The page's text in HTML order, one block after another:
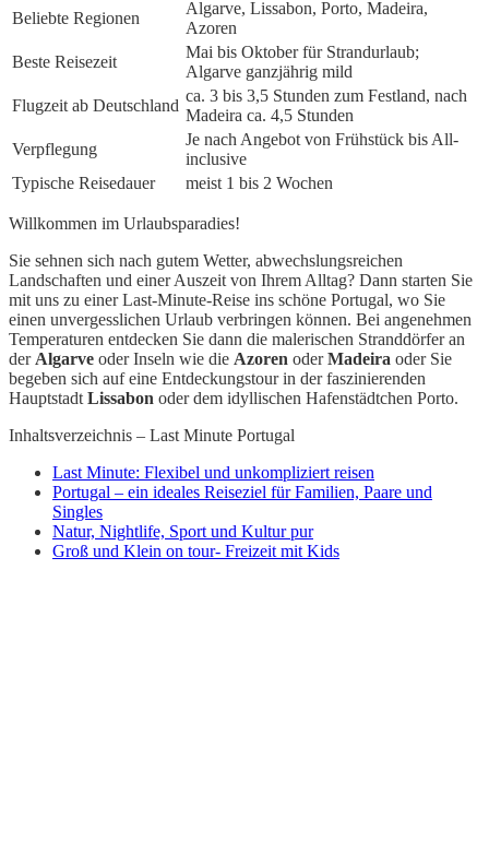
Beliebte Regionen
Algarve, Lissabon, Porto, Madeira,
Azoren
Beste Reisezeit
Mai bis Oktober für Strandurlaub;
Algarve ganzjährig mild
Flugzeit ab Deutschland
ca. 3 bis 3,5 Stunden zum Festland, nach
Madeira ca. 4,5 Stunden
Verpflegung
Je nach Angebot von Frühstück bis All-
inclusive
Typische Reisedauer
meist 1 bis 2 Wochen
Willkommen im Urlaubsparadies!
Sie sehnen sich nach gutem Wetter, abwechslungsreichen
Landschaften und einer Auszeit von Ihrem Alltag? Dann starten Sie
mit uns zu einer Last-Minute-Reise ins schöne Portugal, wo Sie
einen unvergesslichen Urlaub verbringen können. Bei angenehmen
Temperaturen entdecken Sie dann die malerischen Stranddörfer an
der Algarve oder Inseln wie die Azoren oderMadeira oder Sie
begeben sich auf eine Entdeckungstour in der faszinierenden
Hauptstadt Lissabon oder dem idyllischen Hafenstädtchen Porto.
Inhaltsverzeichnis – Last Minute Portugal
Last Minute: Flexibel und unkompliziert reisen
Portugal – ein ideales Reiseziel für Familien, Paare und
Singles
Natur, Nightlife, Sport und Kultur pur
Groß und Klein on tour- Freizeit mit Kids